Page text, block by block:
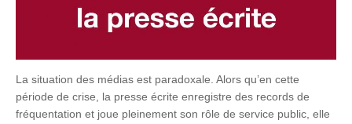
La situation des médias est paradoxale. Alors qu’en cette
période de crise, la presse écrite enregistre des records de
fréquentation et joue pleinement son rôle de service public, elle